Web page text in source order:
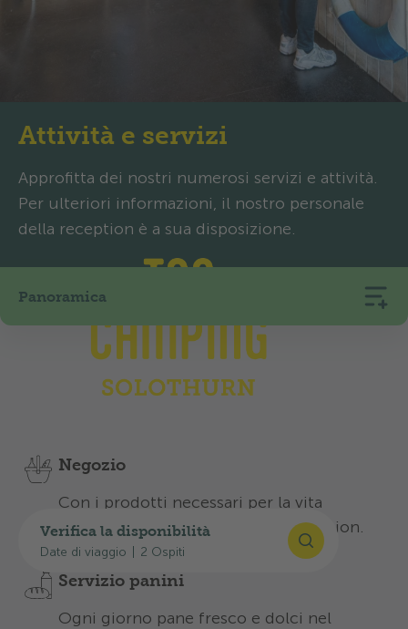
Verifica la disponibilità
Date di viaggio 2 Ospiti
Attività e servizi
Approfitta dei nostri numerosi servizi e attività.
Per ulteriori informazioni, il nostro personale
della reception è a sua disposizione.
Panoramica
Negozio
Con i prodotti necessari per la vita
quotidiana in campeggio alla reception.
Servizio panini
Ogni giorno pane fresco e dolci nel